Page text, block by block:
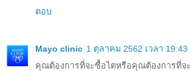
ตอบ
Mayo clinic 1 ตุลาคม 2562 เวลา 19:43
คุณต้องการที่จะซื้อไตหรือคุณต้องการที่